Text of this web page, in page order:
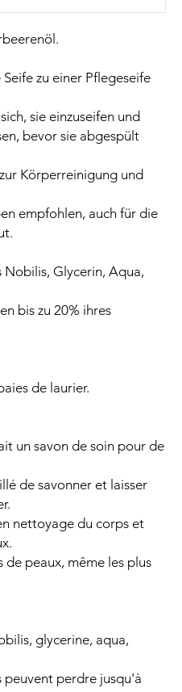
zu einer Pflegeseife
sie einzuseifen und
bevor sie abgespült
Körperreinigung und
empfohlen, auch für die
Nobilis, Glycerin, Aqua,
bis zu 20% ihres
de laurier.
un savon de soin pour de
de savonner et laisser
nettoyage du corps et
de peaux, même les plus
glycerine, aqua,
peuvent perdre jusqu'à